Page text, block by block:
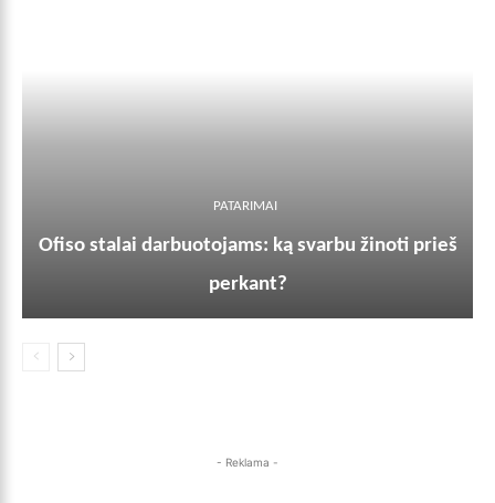
PATARIMAI
Ofiso stalai darbuotojams: ką svarbu žinoti prieš
perkant?
- Reklama -